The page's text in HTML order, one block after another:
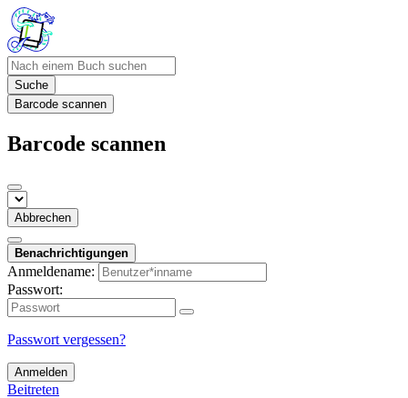
Suche
Barcode scannen
Barcode scannen
Abbrechen
Benachrichtigungen
Anmeldename:
Passwort:
Passwort vergessen?
Anmelden
Beitreten